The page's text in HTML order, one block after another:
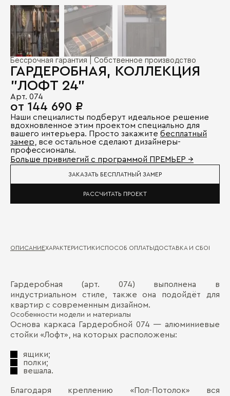
Бессрочная гарантия | Собственное производство
ГАРДЕРОБНАЯ, КОЛЛЕКЦИЯ
"ЛОФТ 24"
Арт. 074
от 144 690 ₽
Наши специалисты подберут идеальное решение
вдохновленное этим проектом специально для
вашего интерьера. Просто закажите бесплатный
замер , все остальное сделают дизайнеры-
профессионалы.
Больше привилегий с программой ПРЕМЬЕР →
ЗАКАЗАТЬ БЕСПЛАТНЫЙ ЗАМЕР
РАССЧИТАТЬ ПРОЕКТ
ОПИСАНИЕХАРАКТЕРИСТИКИСПОСОБ ОПЛАТЫДОСТАВКА И СБОРКА
Гардеробная (арт. 074) выполнена в
индустриальном стиле, также она подойдёт для
квартир с современным дизайном.
Особенности модели и материалы
Основа каркаса Гардеробной 074 — алюминиевые
стойки «Лофт», на которых расположены:
ящики;
полки;
вешала.
Благодаря креплению «Пол-Потолок» вся